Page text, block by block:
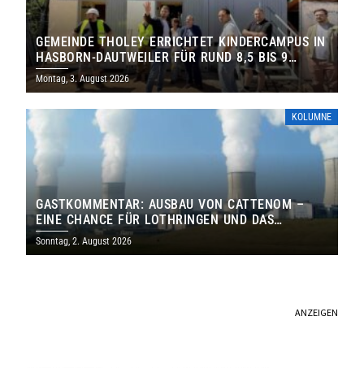
GEMEINDE THOLEY ERRICHTET KINDERCAMPUS IN
HASBORN-DAUTWEILER FÜR RUND 8,5 BIS 9
MILLIONEN EURO
Montag, 3. August 2026
KOLUMNE
GASTKOMMENTAR: AUSBAU VON CATTENOM –
EINE CHANCE FÜR LOTHRINGEN UND DAS
SAARLAND
Sonntag, 2. August 2026
ANZEIGEN